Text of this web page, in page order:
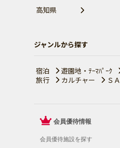
高知県
ジャンルから探す
宿泊 遊園地・ﾃｰﾏﾊﾟｰｸ
旅行
カルチャー Ｓ
会員優待情報
会員優待施設を探す